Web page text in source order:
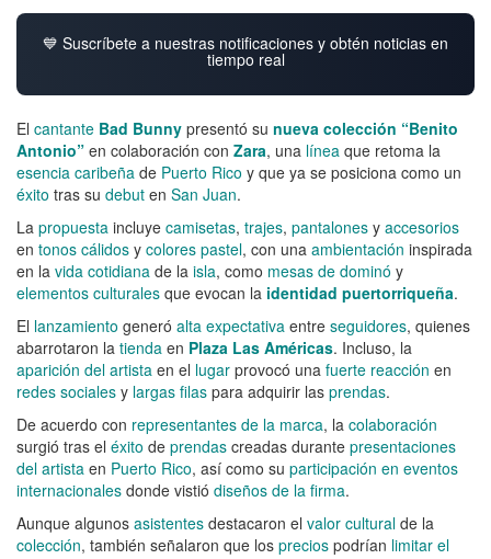
💙 Suscríbete a nuestras notificaciones y obtén noticias en
tiempo real
El cantante Bad Bunny presentó su nueva colección “Benito
Antonio” en colaboración con Zara, una línea que retoma la
esencia caribeña de Puerto Rico y que ya se posiciona como un
éxito tras su debut en San Juan.
La propuesta incluye camisetas, trajes, pantalones y accesorios
en tonos cálidos y colores pastel, con una ambientación inspirada
en la vida cotidiana de la isla, como mesas de dominó y
elementos culturales que evocan la identidad puertorriqueña.
El lanzamiento generó alta expectativa entre seguidores, quienes
abarrotaron la tienda en Plaza Las Américas. Incluso, la
aparición del artista en el lugar provocó una fuerte reacción en
redes sociales y largas filas para adquirir las prendas.
De acuerdo con representantes de la marca, la colaboración
surgió tras el éxito de prendas creadas durante presentaciones
del artista en Puerto Rico, así como su participación en eventos
internacionales donde vistió diseños de la firma.
Aunque algunos asistentes destacaron el valor cultural de la
colección, también señalaron que los precios podrían limitar el